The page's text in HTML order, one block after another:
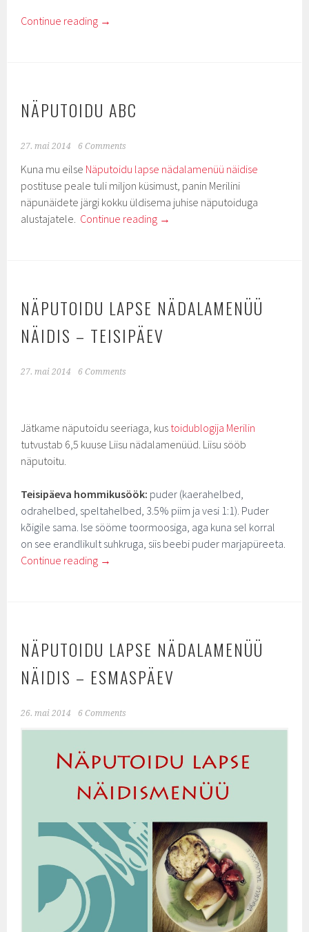
Continue reading →
NÄPUTOIDU ABC
27. mai 2014 6 Comments
Kuna mu eilse Näputoidu lapse nädalamenüü näidise
postituse peale tuli miljon küsimust, panin Merilini
näpunäidete järgi kokku üldisema juhise näputoiduga
alustajatele. Continue reading →
NÄPUTOIDU LAPSE NÄDALAMENÜÜ
NÄIDIS – TEISIPÄEV
27. mai 2014 6 Comments
Jätkame näputoidu seeriaga, kus toidublogija Merilin
tutvustab 6,5 kuuse Liisu nädalamenüüd. Liisu sööb
näputoitu.
Teisipäeva hommikusöök: puder (kaerahelbed,
odrahelbed, speltahelbed, 3.5% piim ja vesi 1:1). Puder
kõigile sama. Ise sööme toormoosiga, aga kuna sel korral
on see erandlikult suhkruga, siis beebi puder marjapüreeta.
Continue reading →
NÄPUTOIDU LAPSE NÄDALAMENÜÜ
NÄIDIS – ESMASPÄEV
26. mai 2014 6 Comments